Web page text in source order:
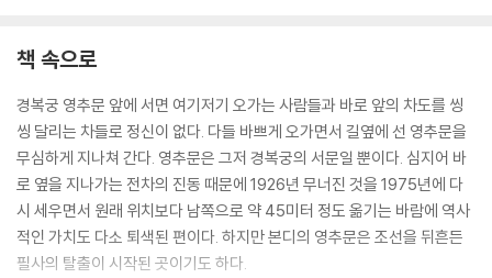
책 속으로
경복궁 영추문 앞에 서면 여기저기 오가는 사람들과 바로 앞의 차도를 씽
씽 달리는 차들로 정신이 없다. 다들 바쁘게 오가면서 길옆에 선 영추문을
무심하게 지나쳐 간다. 영추문은 그저 경복궁의 서문일 뿐이다. 심지어 바
로 옆을 지나가는 전차의 진동 때문에 1926년 무너진 것을 1975년에 다
시 세우면서 원래 위치보다 남쪽으로 약 45미터 정도 옮기는 바람에 역사
적인 가치도 다소 퇴색된 편이다. 하지만 본디의 영추문은 조선을 뒤흔든
필사의 탈출이 시작된 곳이기도 하다.